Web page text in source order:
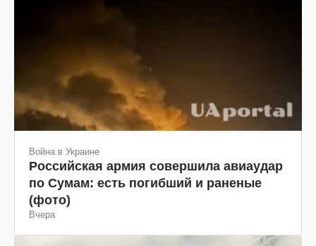
Война в Украине
Российская армия совершила авиаудар
по Сумам: есть погибший и раненые
(фото)
Вчера